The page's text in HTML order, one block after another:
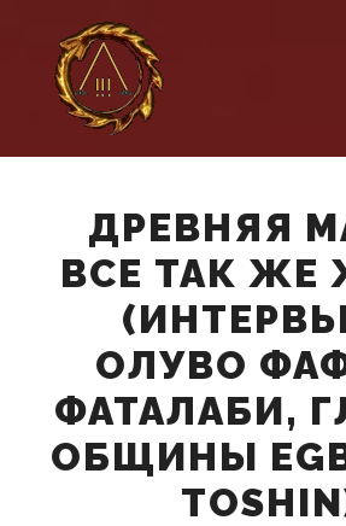
ДРЕВНЯЯ
ВСЕ ТАК ЖЕ
ОЛУВО
ФАТАЛАБИ,
ОБЩИНЫ